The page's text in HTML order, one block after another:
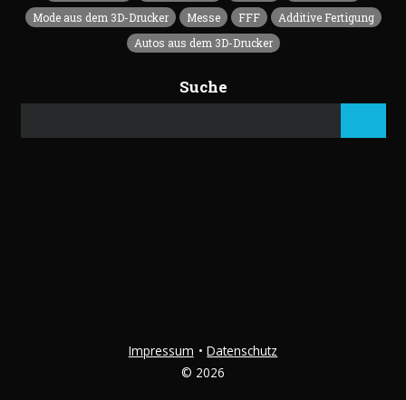
Mode aus dem 3D-Drucker
Messe FFF
Additive Fertigung
Autos aus dem 3D-Drucker
Suche
Impressum
Datenschutz
© 2026